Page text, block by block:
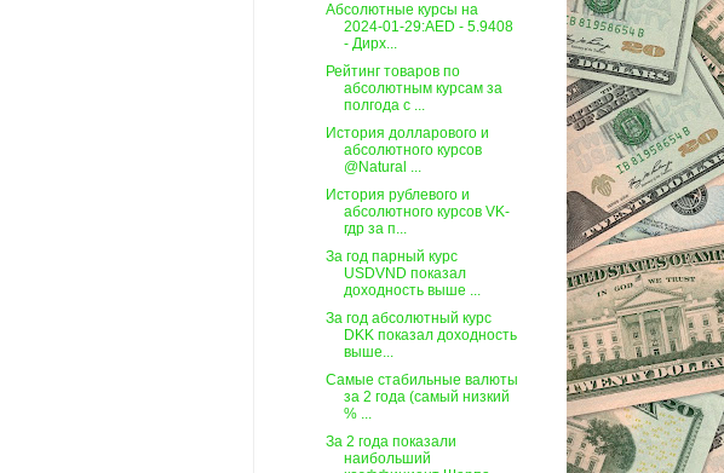
Абсолютные курсы на
2024-01-29:AED - 5.9408
- Дирх...
Рейтинг товаров по
абсолютным курсам за
полгода c ...
История долларового и
абсолютного курсов
@Natural ...
История рублевого и
абсолютного курсов VK-
гдр за п...
За год парный курс
USDVND показал
доходность выше ...
За год абсолютный курс
DKK показал доходность
выше...
Самые стабильные валюты
за 2 года (самый низкий
% ...
За 2 года показали
наибольший